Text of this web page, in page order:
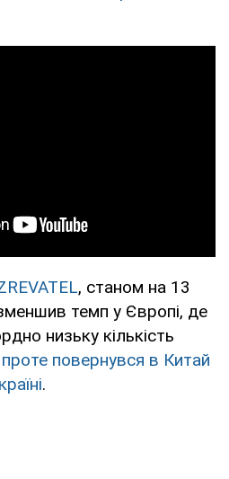
, станом на 13
темп у Європі, де
низьку кількість
проте повернувся в Китай
.